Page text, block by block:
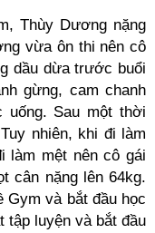
Thùy Dương nặng
vừa ôn thi nên cô
dầu dừa trước buổi
gừng, cam chanh
Sau một thời
nhiên, khi đi làm
làm mệt nên cô gái
cân nặng lên 64kg.
và bắt đầu học
tập luyện và bắt đầu